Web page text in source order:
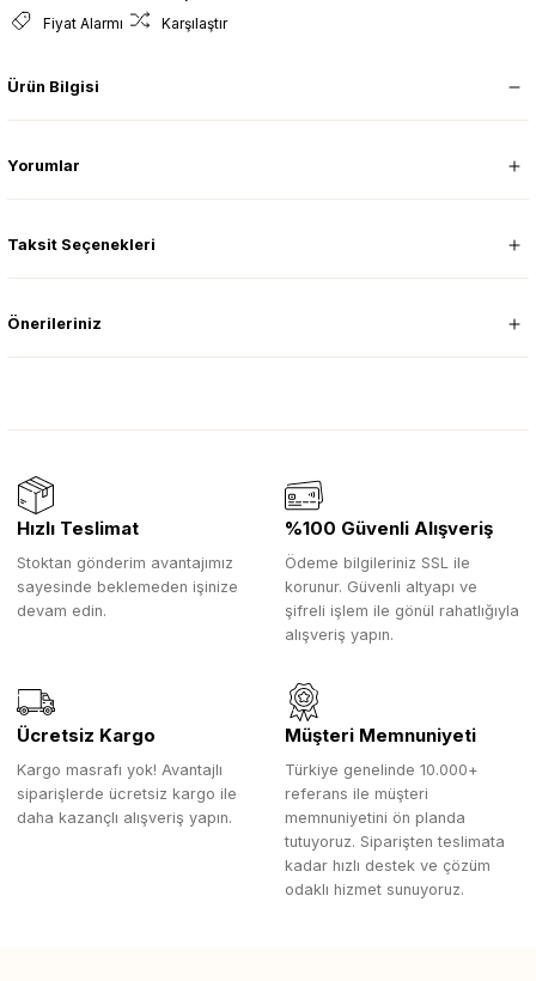
Fiyat Alarmı
Karşılaştır
Ürün Bilgisi
Yorumlar
Taksit Seçenekleri
Önerileriniz
Hızlı Teslimat
Stoktan gönderim avantajımız
sayesinde beklemeden işinize
devam edin.
%100 Güvenli Alışveriş
Ödeme bilgileriniz SSL ile
korunur. Güvenli altyapı ve
şifreli işlem ile gönül rahatlığıyla
alışveriş yapın.
Ücretsiz Kargo
Kargo masrafı yok! Avantajlı
siparişlerde ücretsiz kargo ile
daha kazançlı alışveriş yapın.
Müşteri Memnuniyeti
Türkiye genelinde 10.000+
referans ile müşteri
memnuniyetini ön planda
tutuyoruz. Siparişten teslimata
kadar hızlı destek ve çözüm
odaklı hizmet sunuyoruz.